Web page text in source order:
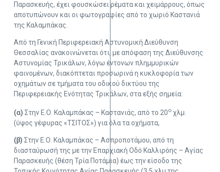
Παρασκευής, έχει φουσκώσει ρέματα και χειμάρρους, όπως
αποτυπώνουν και οι φωτογραφίες από το χωριό Καστανιά
της Καλαμπάκας.
Από τη Γενική Περιφερειακή Αστυνομική Διεύθυνση
Θεσσαλίας ανακοινώνεται ότι, με απόφαση της Διεύθυνσης
Αστυνομίας Τρικάλων, λόγω έντονων πλημμυρικών
φαινομένων, διακόπτεται προσωρινά η κυκλοφορία των
οχημάτων σε τμήματα του οδικού δικτύου της
Περιφερειακής Ενότητας Τρικάλων, στα εξής σημεία:
(α) Στην Ε.Ο. Καλαμπάκας – Καστανιάς, από το 20ο χλμ.
(ύψος γέφυρας «ΤΣΙΤΟΣ») για όλα τα οχήματα,
(β) Στην Ε.Ο. Καλαμπάκας – Ασπροποτάμου, από τη
διασταύρωσή της με την Επαρχιακή Οδό Καλλιρόης – Αγίας
Παρασκευής (θέση Τρία Ποτάμια) έως την είσοδο της